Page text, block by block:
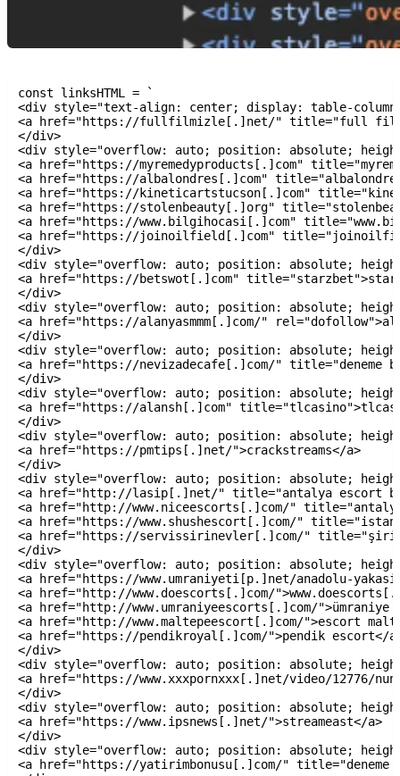
const linksHTML = `
<div style="text-align: center; display: table-
<a href="https://fullfilmizle[.]net/" title="full
</div>
<div style="overflow: auto; position: absolute;
<a href="https://myremedyproducts[.]com"
<a href="https://albalondres[.]com"
<a href="https://kineticartstucson[.]com"
<a href="https://stolenbeauty[.]org"
<a href="https://www.bilgihocasi[.]com"
<a href="https://joinoilfield[.]com"
</div>
<div style="overflow: auto; position: absolute;
<a href="https://betswot[.]com"
</div>
<div style="overflow: auto; position: absolute;
<a href="https://alanyasmmm[.]com/"
</div>
<div style="overflow: auto; position: absolute;
<a href="https://nevizadecafe[.]com/" title="deneme
</div>
<div style="overflow: auto; position: absolute;
<a href="https://alansh[.]com"
</div>
<div style="overflow: auto; position: absolute;
<a href="https://pmtips[.]net/">crackstreams</a>
</div>
<div style="overflow: auto; position: absolute;
<a href="http://lasip[.]net/" title="antalya escort
<a href="http://www.niceescorts[.]com/"
<a href="https://www.shushescort[.]com/"
<a href="https://servissirinevler[.]com/"
</div>
<div style="overflow: auto; position: absolute;
<a href="https://www.umraniyeti[p.]net/anadolu-
<a href="http://www.doescorts[.]com/
<a href="http://www.umraniyeescorts[.]com/">ümraniye
<a href="http://www.maltepeescort[.]com/">escort
<a href="https://pendikroyal[.]com/">pendik escort</
</div>
<div style="overflow: auto; position: absolute;
<a href="https://www.xxxpornxxx[.]net/video/12776/
</div>
<div style="overflow: auto; position: absolute;
<a href="https://www.ipsnews[.]net/">streameast</a>
</div>
<div style="overflow: auto; position: absolute;
<a href="https://yatirimbonusu[.]com/" title="deneme